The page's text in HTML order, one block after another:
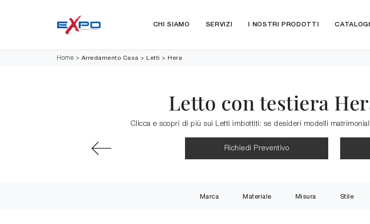
CHI SIAMO SERVIZI I NOSTRI PRODOTTI
Home > Arredamento Casa > Letti > Hera
Letto con testiera
Clicca e scopri di più sui Letti imbottiti: se desideri modelli
Richiedi Preventivo
Marca Materiale Misura Stile